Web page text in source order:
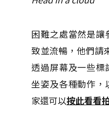
困難之處當然是
致並流暢，他們請
透過屏幕及一些標
坐姿及各種動作，
家還可以按此看看